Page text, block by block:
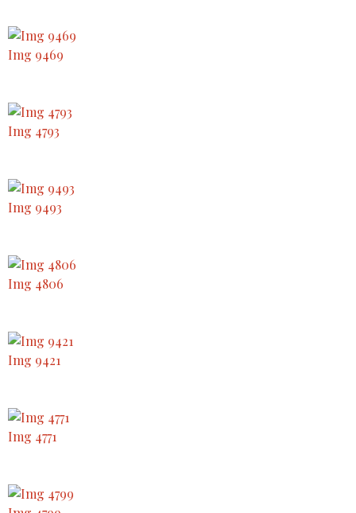
Img 9469
Img 4793
Img 9493
Img 4806
Img 9421
Img 4771